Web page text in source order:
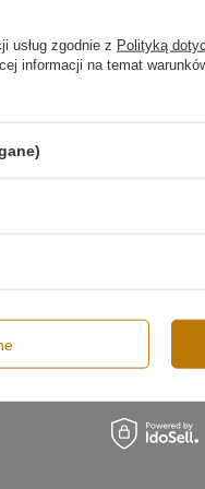
usług zgodnie z Polityką
informacji na temat